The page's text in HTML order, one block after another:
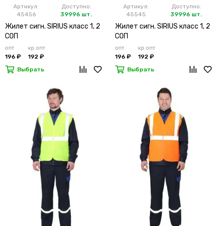
Артикул:
45456
Доступно:
39996 шт.
Жилет сигн. SIRIUS класс 1, 2
СОП
опт
196 ₽
кр.опт
192 ₽
Выбрать
Артикул:
45545
Доступно:
39996 шт.
Жилет сигн. SIRIUS класс 1, 2
СОП
опт
196 ₽
кр.опт
192 ₽
Выбрать